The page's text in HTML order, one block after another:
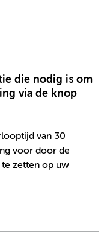
die nodig is om
via de knop
van 30
voor door de
te zetten op uw